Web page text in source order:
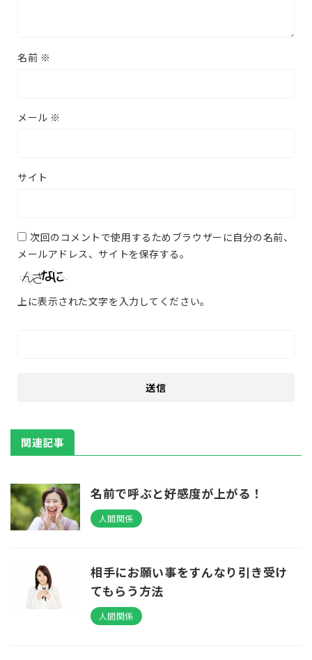
名前 ※
メール ※
サイト
次回のコメントで使用するためブラウザーに自分の名前、
メールアドレス、サイトを保存する。
上に表示された文字を入力してください。
関連記事
名前で呼ぶと好感度が上がる！
人間関係
相手にお願い事をすんなり引き受け
てもらう方法
人間関係